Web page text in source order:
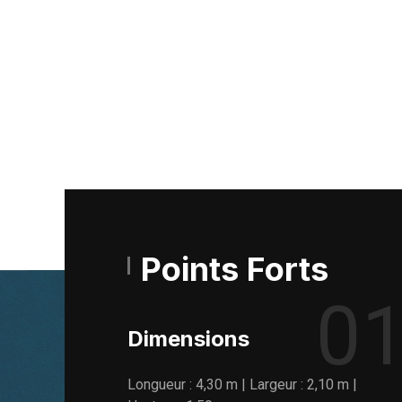
Points Forts
Dimensions
Longueur : 4,30 m | Largeur : 2,10 m |